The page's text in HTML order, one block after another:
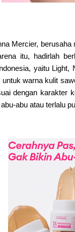
Mercier,
itu, hadirlah
yaitu Light,
untuk warna kulit
dengan karakter
abu atau terlalu